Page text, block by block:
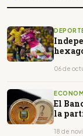
06 de
El
la
18 de